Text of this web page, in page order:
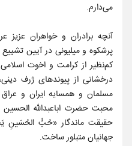
می‌دارم.
آنچه برادران و خواهران عزیز
پرشکوه و میلیونی در آیین
کم‌نظیر از کرامت و اخوت
درخشانی از پیوندهای ژرف
مسلمان و همسایه ایران و
محبت حضرت اباعبدالله الحسین
حقیقت ماندگار «حُبُّ الحُسَینِ
جهانیان متبلور ساخت.